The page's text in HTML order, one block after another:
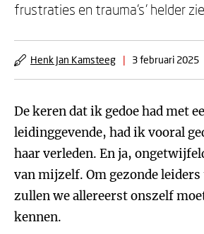
frustraties en trauma’s’ helder
Henk Jan Kamsteeg | 3 februari 2025
De keren dat ik gedoe had met
leidinggevende, had ik vooral
haar verleden. En ja,
van mijzelf. Om gezonde
zullen we allereerst onszelf
kennen.